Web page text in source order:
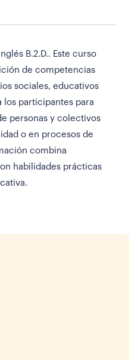
B.2.D.. Este curso
de competencias
sociales, educativos
los participantes para
personas y colectivos
o en procesos de
combina
habilidades prácticas